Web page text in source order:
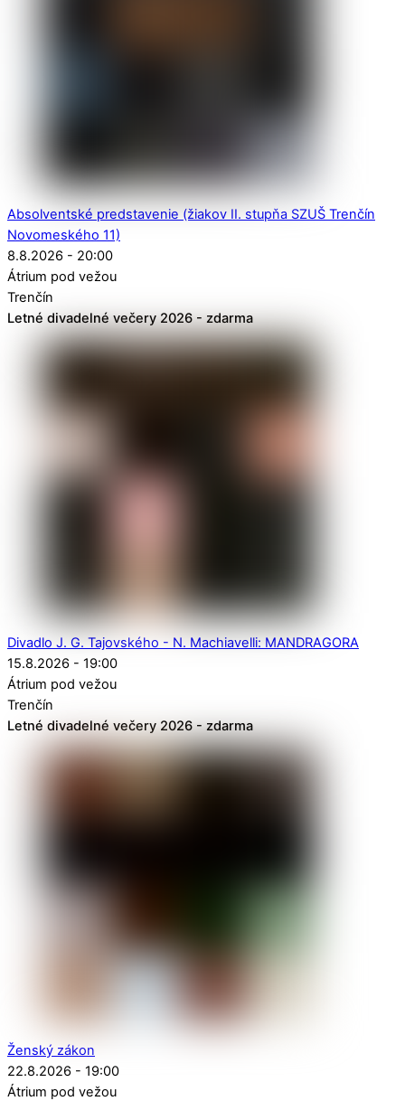
Absolventské predstavenie (žiakov II. stupňa SZUŠ Trenčín
Novomeského 11)
8.8.2026 - 20:00
Átrium pod vežou
Trenčín
Letné divadelné večery 2026 - zdarma
Divadlo J. G. Tajovského - N. Machiavelli: MANDRAGORA
15.8.2026 - 19:00
Átrium pod vežou
Trenčín
Letné divadelné večery 2026 - zdarma
Ženský zákon
22.8.2026 - 19:00
Átrium pod vežou